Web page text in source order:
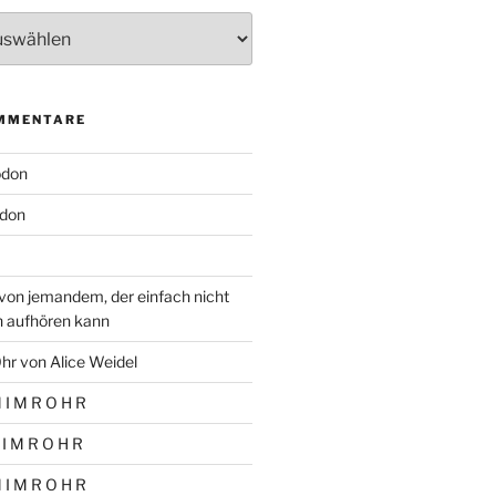
jemandem, der einfach nicht
aufhören kann
von Alice Weidel
I M R O H R
M R O H R
I M R O H R